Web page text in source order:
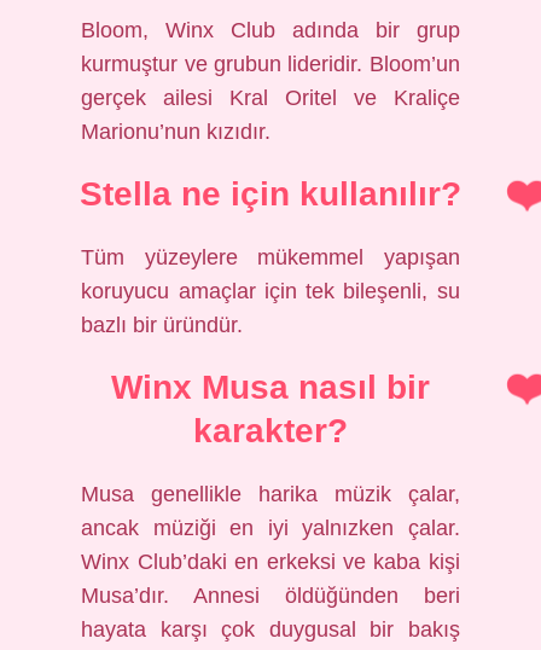
Bloom, Winx Club adında bir grup
kurmuştur ve grubun lideridir. Bloom’un
gerçek ailesi Kral Oritel ve Kraliçe
Marionu’nun kızıdır.
Stella ne için kullanılır?
Tüm yüzeylere mükemmel yapışan
koruyucu amaçlar için tek bileşenli, su
bazlı bir üründür.
Winx Musa nasıl bir
karakter?
Musa genellikle harika müzik çalar,
ancak müziği en iyi yalnızken çalar.
Winx Club’daki en erkeksi ve kaba kişi
Musa’dır. Annesi öldüğünden beri
hayata karşı çok duygusal bir bakış